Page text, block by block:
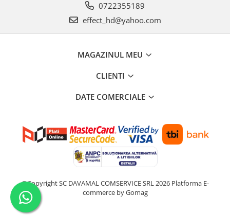
0722355189
effect_hd@yahoo.com
MAGAZINUL MEU
CLIENTI
DATE COMERCIALE
©Copyright SC DAVAMAL COMSERVICE SRL 2026 Platforma E-
commerce by Gomag